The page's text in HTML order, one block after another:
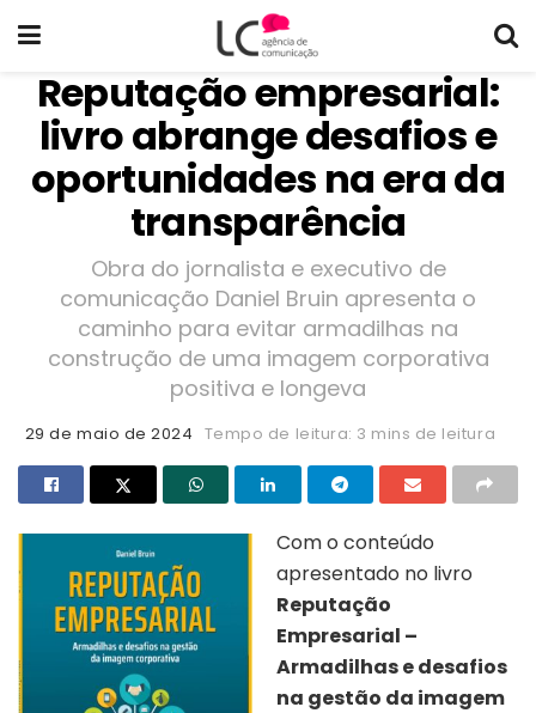
Reputação empresarial:
livro abrange desafios e
oportunidades na era da
transparência
Obra do jornalista e executivo de
comunicação Daniel Bruin apresenta o
caminho para evitar armadilhas na
construção de uma imagem corporativa
positiva e longeva
29 de maio de 2024 Tempo de leitura: 3 mins de leitura
Com o conteúdo
apresentado no livro
Reputação
Empresarial –
Armadilhas e desafios
na gestão da imagem